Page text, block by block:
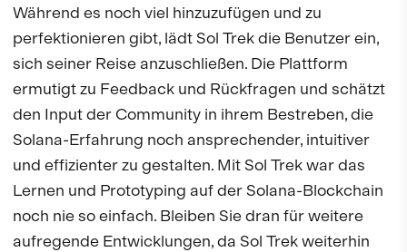
Während es noch viel hinzuzufügen und zu
perfektionieren gibt, lädt Sol Trek die Benutzer ein,
sich seiner Reise anzuschließen. Die Plattform
ermutigt zu Feedback und Rückfragen und schätzt
den Input der Community in ihrem Bestreben, die
Solana-Erfahrung noch ansprechender, intuitiver
und effizienter zu gestalten. Mit Sol Trek war das
Lernen und Prototyping auf der Solana-Blockchain
noch nie so einfach. Bleiben Sie dran für weitere
aufregende Entwicklungen, da Sol Trek weiterhin